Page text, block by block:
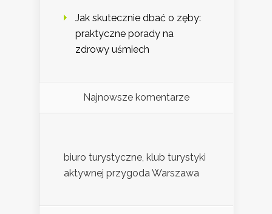
Jak skutecznie dbać o zęby:
praktyczne porady na
zdrowy uśmiech
Najnowsze komentarze
biuro turystyczne, klub turystyki
aktywnej przygoda Warszawa